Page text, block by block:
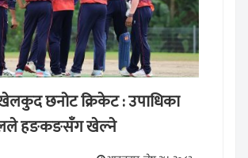
छनोट क्रिकेट : उपाधिका
हङकङसँग खेल्ने